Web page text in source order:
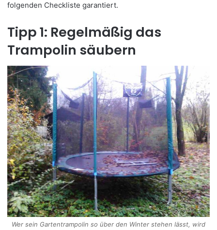
folgenden Checkliste garantiert.
Tipp 1: Regelmäßig das
Trampolin säubern
Wer sein Gartentrampolin so über den Winter stehen lässt, wird